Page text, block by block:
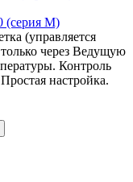
(серия M)
(управляется
через Ведущую
Контроль
настройка.